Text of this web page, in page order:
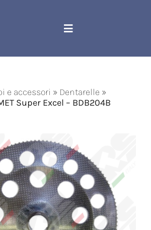
Toggle
e accessori » Dentarelle »
Super Excel – BDB204B